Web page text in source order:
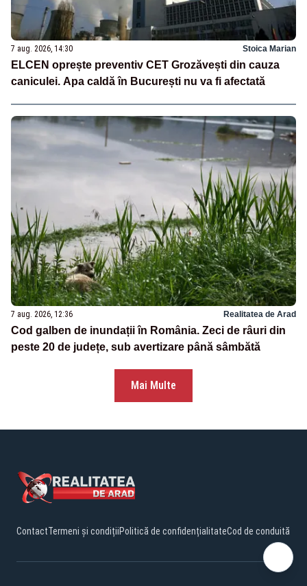
7 aug. 2026, 14:30 Stoica Marian
ELCEN oprește preventiv CET Grozăvești din cauza
caniculei. Apa caldă în București nu va fi afectată
7 aug. 2026, 12:36 Realitatea de Arad
Cod galben de inundații în România. Zeci de râuri din
peste 20 de județe, sub avertizare până sâmbătă
Mai Multe
ContactTermeni și condițiiPolitică de confidențialitateCod de conduită